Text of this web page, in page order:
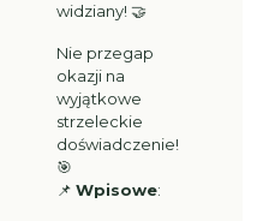
widziany! 🤝
Nie przegap
okazji na
wyjątkowe
strzeleckie
doświadczenie!
🎯
📌Wpisowe: